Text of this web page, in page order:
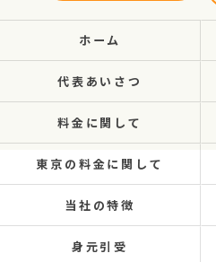
ホーム
代表あいさつ
料金に関して
東京の料金に関して
当社の特徴
身元引受